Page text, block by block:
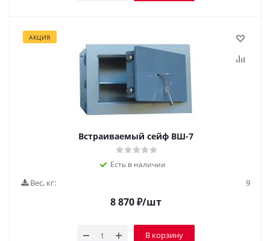
АКЦИЯ
Встраиваемый сейф ВШ-7
Есть в наличии
Вес, кг: 9
8 870₽/шт
В корзину